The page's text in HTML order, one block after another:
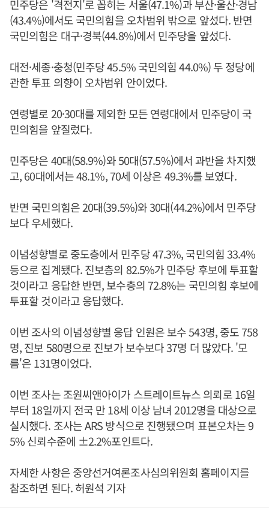
민주당은 '격전지'로 꼽히는 서울(47.1%)과 부산·울산·경남
(43.4%)에서도 국민의힘을 오차범위 밖으로 앞섰다. 반면
국민의힘은 대구·경북(44.8%)에서 민주당을 앞섰다.
대전·세종·충청(민주당 45.5% 국민의힘 44.0%) 두 정당에
관한 투표 의향이 오차범위 안이었다.
연령별로 20·30대를 제외한 모든 연령대에서 민주당이 국
민의힘을 앞질렀다.
민주당은 40대(58.9%)와 50대(57.5%)에서 과반을 차지했
고, 60대에서는 48.1%, 70세 이상은 49.3%를 보였다.
반면 국민의힘은 20대(39.5%)와 30대(44.2%)에서 민주당
보다 우세했다.
이념성향별로 중도층에서 민주당 47.3%, 국민의힘 33.4%
등으로 집계됐다. 진보층의 82.5%가 민주당 후보에 투표할
것이라고 응답한 반면, 보수층의 72.8%는 국민의힘 후보에
투표할 것이라고 응답했다.
이번 조사의 이념성향별 응답 인원은 보수 543명, 중도 758
명, 진보 580명으로 진보가 보수보다 37명 더 많았다. '모
름'은 131명이었다.
이번 조사는 조원씨앤아이가 스트레이트뉴스 의뢰로 16일
부터 18일까지 전국 만 18세 이상 남녀 2012명을 대상으로
실시했다. 조사는 ARS 방식으로 진행됐으며 표본오차는 9
5% 신뢰수준에 ±2.2%포인트다.
자세한 사항은 중앙선거여론조사심의위원회 홈페이지를
참조하면 된다. 허원석 기자